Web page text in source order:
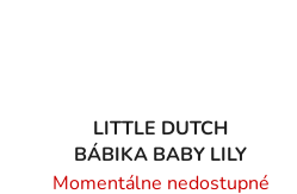
LITTLE DUTCH
BÁBIKA BABY LILY
Momentálne nedostupné